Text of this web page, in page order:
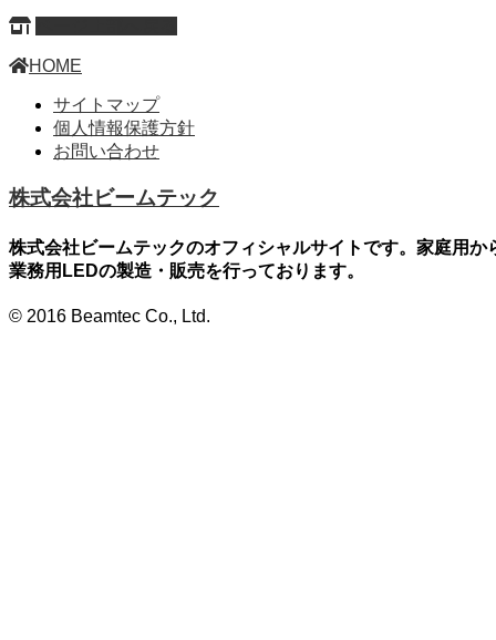
HOME
サイトマップ
個人情報保護方針
お問い合わせ
株式会社ビームテック
株式会社ビームテックのオフィシャルサイトです。家庭用か
業務用LEDの製造・販売を行っております。
© 2016 Beamtec Co., Ltd.